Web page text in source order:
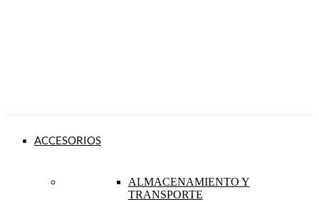
ACCESORIOS
ALMACENAMIENTO Y
TRANSPORTE